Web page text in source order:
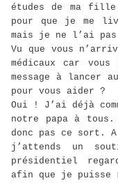
études de ma
pour que je me
mais je ne l’ai
Vu que vous
médicaux car
message à lancer
pour vous aider ?
Oui ! J’ai déjà
notre papa à
donc pas ce sort. A
j’attends un
présidentiel
afin que je puisse